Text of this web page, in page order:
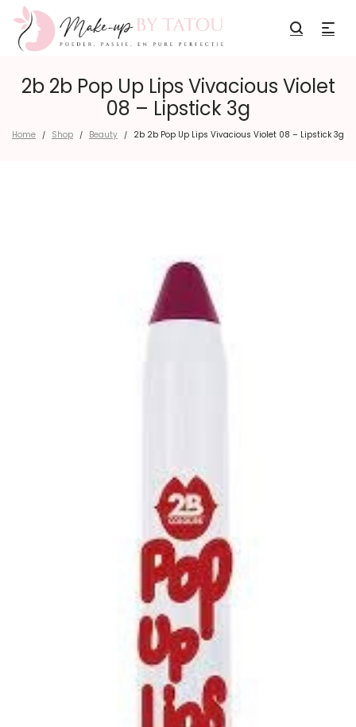
2b 2b Pop Up Lips Vivacious Violet
08 – Lipstick 3g
Home / Shop / Beauty / 2b 2b Pop Up Lips Vivacious Violet 08 – Lipstick 3g